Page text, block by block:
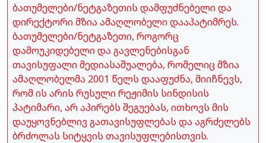
ბათუმელები/ნეტგაზეთის დამფუძნებელი და
დირექტორი მზია ამაღლობელი დააპატიმრეს.
ბათუმელები/ნეტგაზეთი, როგორც
დამოუკიდებელი და გავლენებისგან
თავისუფალი მედიასაშუალება, რომელიც მზია
ამაღლობელმა 2001 წელს დააფუძნა, მიიჩნევს,
რომ ის არის რუსული რეჟიმის სინდისის
პატიმარი, არ აპირებს შეგუებას, ითხოვს მის
დაუყოვნებლივ გათავისუფლებას და აგრძელებს
ბრძოლას სიტყვის თავისუფლებისთვის.